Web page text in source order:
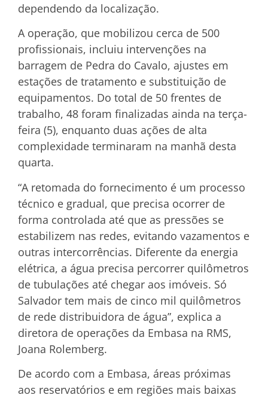
dependendo da localização.
A operação, que mobilizou cerca de 500
profissionais, incluiu intervenções na
barragem de Pedra do Cavalo, ajustes em
estações de tratamento e substituição de
equipamentos. Do total de 50 frentes de
trabalho, 48 foram finalizadas ainda na terça-
feira (5), enquanto duas ações de alta
complexidade terminaram na manhã desta
quarta.
“A retomada do fornecimento é um processo
técnico e gradual, que precisa ocorrer de
forma controlada até que as pressões se
estabilizem nas redes, evitando vazamentos e
outras intercorrências. Diferente da energia
elétrica, a água precisa percorrer quilômetros
de tubulações até chegar aos imóveis. Só
Salvador tem mais de cinco mil quilômetros
de rede distribuidora de água”, explica a
diretora de operações da Embasa na RMS,
Joana Rolemberg.
De acordo com a Embasa, áreas próximas
aos reservatórios e em regiões mais baixas